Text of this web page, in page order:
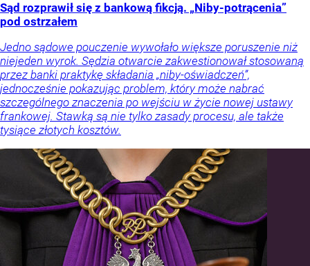
Sąd rozprawił się z bankową fikcją. „Niby-potrącenia”
pod ostrzałem
Jedno sądowe pouczenie wywołało większe poruszenie niż
niejeden wyrok. Sędzia otwarcie zakwestionował stosowaną
przez banki praktykę składania „niby-oświadczeń”,
jednocześnie pokazując problem, który może nabrać
szczególnego znaczenia po wejściu w życie nowej ustawy
frankowej. Stawką są nie tylko zasady procesu, ale także
tysiące złotych kosztów.